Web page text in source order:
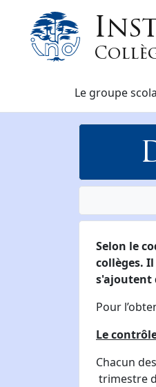
Le groupe
Selon le
collèges.
s'ajoutent
Pour
Le
Chacun
trimestre